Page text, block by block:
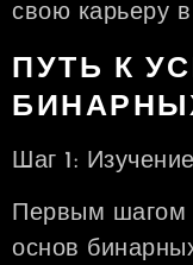
свою карьеру
ПУТЬ К
Шаг 1:
Первым шагом
основ